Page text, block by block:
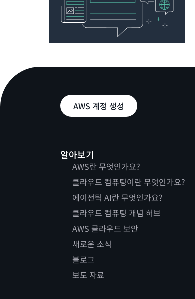
AWS 계정 생성
알아보기
AWS란 무엇인가요?
클라우드 컴퓨팅이란 무엇인가요?
에이전틱 AI란 무엇인가요?
클라우드 컴퓨팅 개념 허브
AWS 클라우드 보안
새로운 소식
블로그
보도 자료